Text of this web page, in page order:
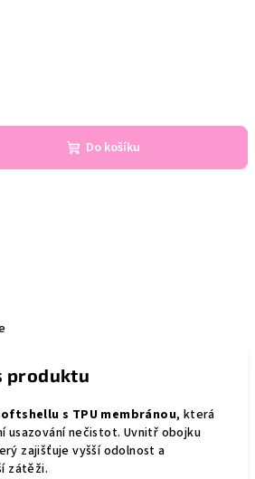
Do košíku
produktu
s TPU membránou, která
usazování nečistot. Uvnitř obojku
zajišťuje vyšší odolnost a
zátěži.